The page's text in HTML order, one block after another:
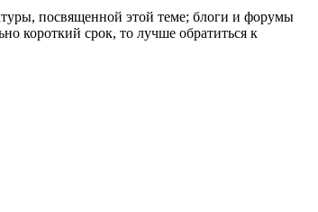
посвященной этой теме; блоги и форумы
короткий срок, то лучше обратиться к